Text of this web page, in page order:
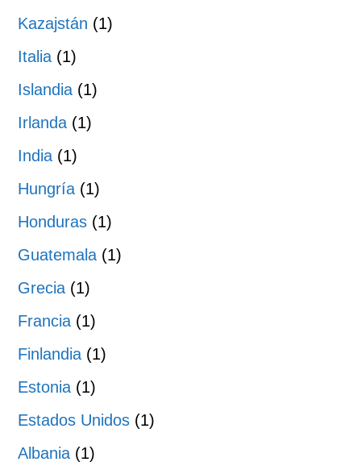
Kazajstán (1)
Italia (1)
Islandia (1)
Irlanda (1)
India (1)
Hungría (1)
Honduras (1)
Guatemala (1)
Grecia (1)
Francia (1)
Finlandia (1)
Estonia (1)
Estados Unidos (1)
Albania (1)